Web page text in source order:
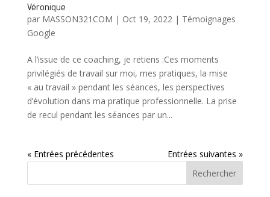
Véronique
par MASSON321COM | Oct 19, 2022| Témoignages
Google
A l’issue de ce coaching, je retiens :Ces moments
privilégiés de travail sur moi, mes pratiques, la mise
« au travail » pendant les séances, les perspectives
d’évolution dans ma pratique professionnelle. La prise
de recul pendant les séances par un...
« Entrées précédentes
Entrées suivantes »
Rechercher